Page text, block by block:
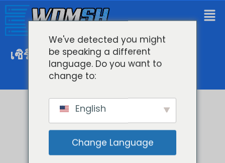
เซิร์ฟเวอร์คลาวด์ VPS มอสโก
We've detected you might
be speaking a different
language. Do you want to
change to:
English
Change Language